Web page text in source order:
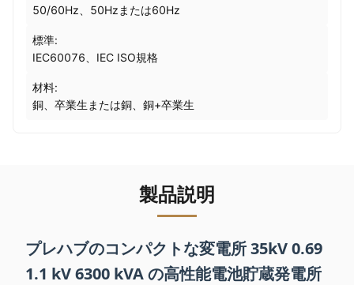
50/60Hz、50Hzまたは60Hz
標準:
IEC60076、IEC ISO規格
材料:
銅、卒業生または銅、銅+卒業生
製品説明
プレハブのコンパクトな変電所 35kV 0.69
1.1 kV 6300 kVA の高性能電池貯蔵発電所